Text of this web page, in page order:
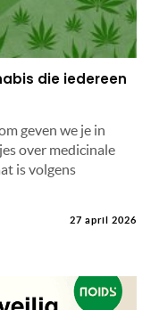
die iedereen
geven we je in
over medicinale
is volgens
27 april 2026